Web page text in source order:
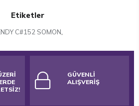
Etiketler
C#152 SOMON
GÜVENLİ
ALIŞVERİŞ